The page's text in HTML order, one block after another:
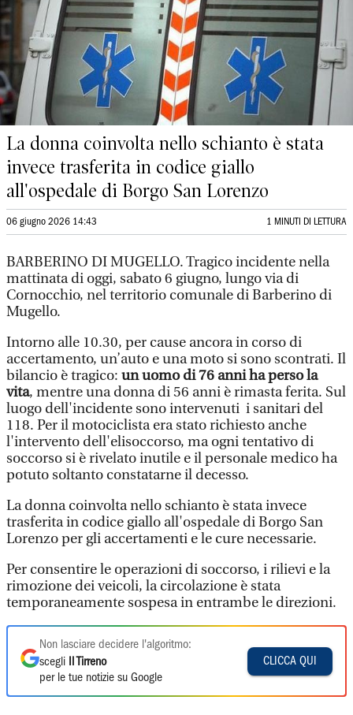
La donna coinvolta nello schianto è stata
invece trasferita in codice giallo
all'ospedale di Borgo San Lorenzo
06 giugno 2026 14:43 1 MINUTI DI LETTURA
BARBERINO DI MUGELLO. Tragico incidente nella
mattinata di oggi, sabato 6 giugno, lungo via di
Cornocchio, nel territorio comunale di Barberino di
Mugello.
Intorno alle 10.30, per cause ancora in corso di
accertamento, un’auto e una moto si sono scontrati. Il
bilancio è tragico: un uomo di 76 anni ha perso la
vita, mentre una donna di 56 anni è rimasta ferita. Sul
luogo dell'incidente sono intervenuti i sanitari del
118. Per il motociclista era stato richiesto anche
l'intervento dell'elisoccorso, ma ogni tentativo di
soccorso si è rivelato inutile e il personale medico ha
potuto soltanto constatarne il decesso.
La donna coinvolta nello schianto è stata invece
trasferita in codice giallo all'ospedale di Borgo San
Lorenzo per gli accertamenti e le cure necessarie.
Per consentire le operazioni di soccorso, i rilievi e la
rimozione dei veicoli, la circolazione è stata
temporaneamente sospesa in entrambe le direzioni.
Non lasciare decidere l'algoritmo:
scegli
Il Tirreno
per le tue notizie su Google
CLICCA QUI